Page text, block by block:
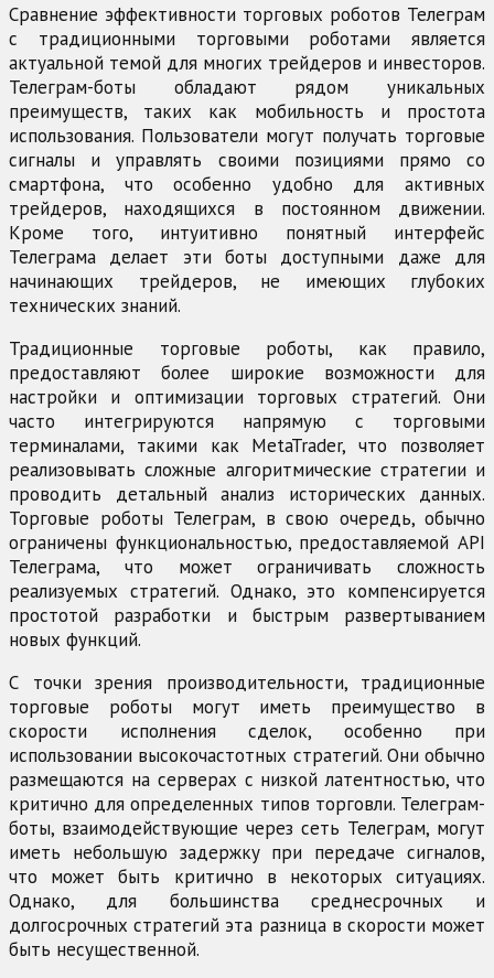
Сравнение эффективности торговых роботов Телеграм
с традиционными торговыми роботами является
актуальной темой для многих трейдеров и инвесторов.
Телеграм-боты обладают рядом уникальных
преимуществ, таких как мобильность и простота
использования. Пользователи могут получать торговые
сигналы и управлять своими позициями прямо со
смартфона, что особенно удобно для активных
трейдеров, находящихся в постоянном движении.
Кроме того, интуитивно понятный интерфейс
Телеграма делает эти боты доступными даже для
начинающих трейдеров, не имеющих глубоких
технических знаний.
Традиционные торговые роботы, как правило,
предоставляют более широкие возможности для
настройки и оптимизации торговых стратегий. Они
часто интегрируются напрямую с торговыми
терминалами, такими как MetaTrader, что позволяет
реализовывать сложные алгоритмические стратегии и
проводить детальный анализ исторических данных.
Торговые роботы Телеграм, в свою очередь, обычно
ограничены функциональностью, предоставляемой API
Телеграма, что может ограничивать сложность
реализуемых стратегий. Однако, это компенсируется
простотой разработки и быстрым развертыванием
новых функций.
С точки зрения производительности, традиционные
торговые роботы могут иметь преимущество в
скорости исполнения сделок, особенно при
использовании высокочастотных стратегий. Они обычно
размещаются на серверах с низкой латентностью, что
критично для определенных типов торговли. Телеграм-
боты, взаимодействующие через сеть Телеграм, могут
иметь небольшую задержку при передаче сигналов,
что может быть критично в некоторых ситуациях.
Однако, для большинства среднесрочных и
долгосрочных стратегий эта разница в скорости может
быть несущественной.